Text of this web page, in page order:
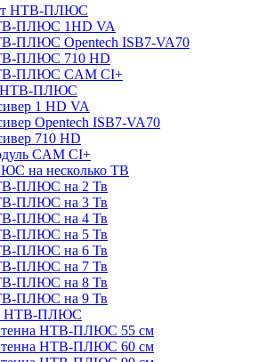
НТВ-ПЛЮС
ПЛЮС 1HD VA
ПЛЮС Opentech ISB7-VA70
ПЛЮС 710 HD
ПЛЮС CAM CI+
НТВ-ПЛЮС
1 HD VA
Opentech ISB7-VA70
710 HD
CAM CI+
на несколько ТВ
ПЛЮС на 2 Тв
ПЛЮС на 3 Тв
ПЛЮС на 4 Тв
ПЛЮС на 5 Тв
ПЛЮС на 6 Тв
ПЛЮС на 7 Тв
ПЛЮС на 8 Тв
ПЛЮС на 9 Тв
НТВ-ПЛЮС
НТВ-ПЛЮС 55 см
НТВ-ПЛЮС 60 см